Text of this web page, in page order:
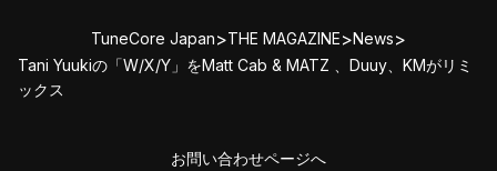
TuneCore Japan>THE MAGAZINE>News>
Tani Yuukiの「W/X/Y」をMatt Cab & MATZ 、Duuy、KMがリミ
ックス
お問い合わせページへ